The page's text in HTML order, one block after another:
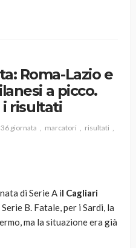
Roma-Lazio e
a picco.
i risultati
36 giornata marcatori
risultati
di Serie A il Cagliari
B. Fatale, per i Sardi, la
ma la situazione era già